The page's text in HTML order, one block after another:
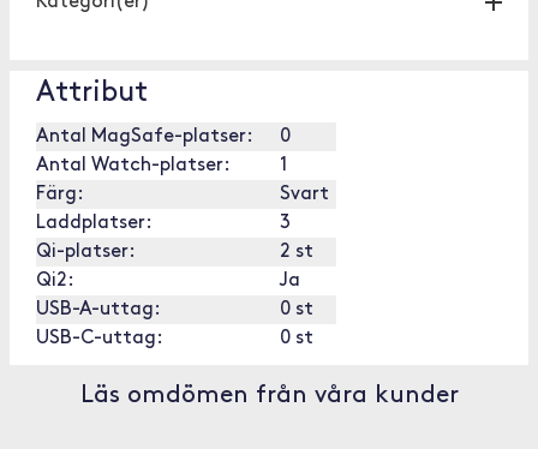
Attribut
Antal MagSafe-platser:
0
Antal Watch-platser:
1
Färg:
Svart
Laddplatser:
3
Qi-platser:
2 st
Qi2:
Ja
USB-A-uttag:
0 st
USB-C-uttag:
0 st
Läs omdömen från våra kunder